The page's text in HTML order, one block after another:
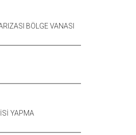
BÖLGE VANASI
YAPMA